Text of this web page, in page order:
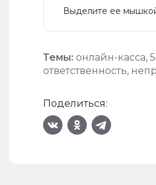
Выделите ее
Темы: онлайн-касса,
ответственность,
Поделиться: